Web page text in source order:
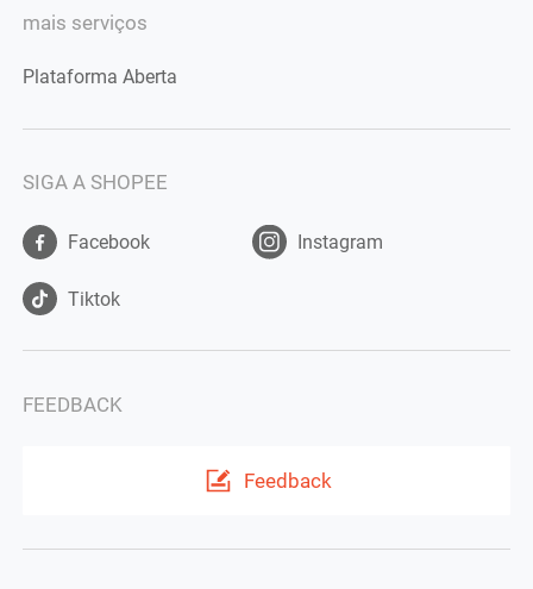
mais serviços
Plataforma Aberta
SIGA A SHOPEE
Facebook Instagram
Tiktok
FEEDBACK
Feedback